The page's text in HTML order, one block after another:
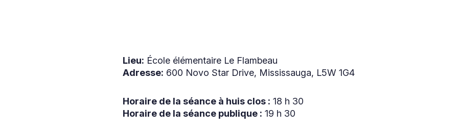
Lieu: École élémentaire Le Flambeau
Adresse: 600 Novo Star Drive, Mississauga, L5W 1G4
Horaire de la séance à huis clos : 18 h 30
Horaire de la séance publique : 19 h 30